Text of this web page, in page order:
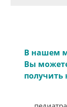
В нашем
Вы
получить